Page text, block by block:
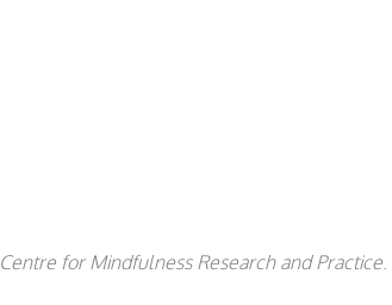
Centre for Mindfulness Research and Practice